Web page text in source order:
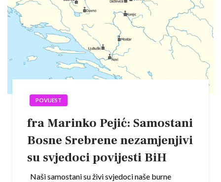
POVIJEST
fra Marinko Pejić: Samostani
Bosne Srebrene nezamjenjivi
su svjedoci povijesti BiH
Naši samostani su živi svjedoci naše burne